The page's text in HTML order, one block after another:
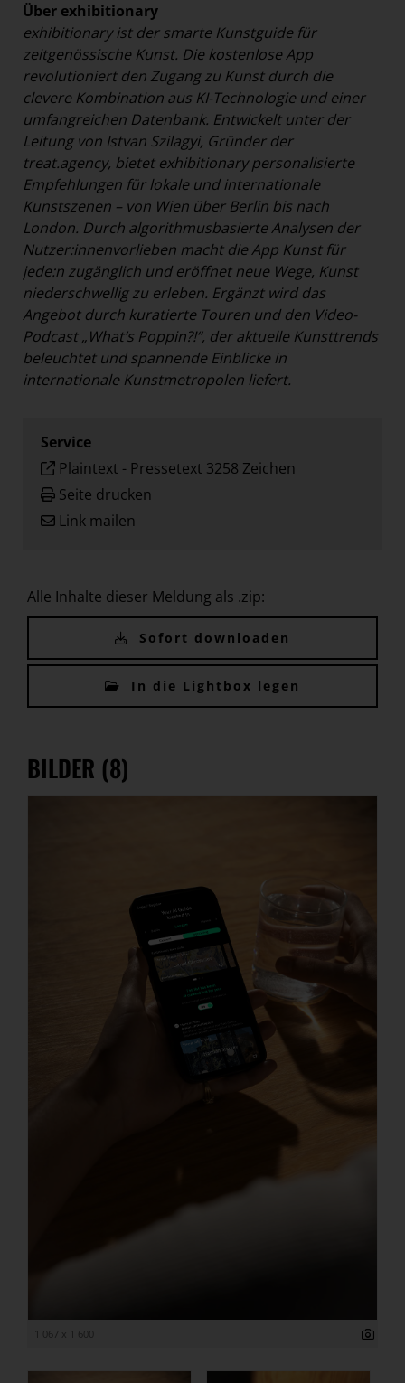
Über exhibitionary
exhibitionary ist der smarte Kunstguide für
zeitgenössische Kunst. Die kostenlose App
revolutioniert den Zugang zu Kunst durch die
clevere Kombination aus KI-Technologie und einer
umfangreichen Datenbank. Entwickelt unter der
Leitung von Istvan Szilagyi, Gründer der
treat.agency, bietet exhibitionary personalisierte
Empfehlungen für lokale und internationale
Kunstszenen – von Wien über Berlin bis nach
London. Durch algorithmusbasierte Analysen der
Nutzer:innenvorlieben macht die App Kunst für
jede:n zugänglich und eröffnet neue Wege, Kunst
niederschwellig zu erleben. Ergänzt wird das
Angebot durch kuratierte Touren und den Video-
Podcast „What’s Poppin?!“, der aktuelle Kunsttrends
beleuchtet und spannende Einblicke in
internationale Kunstmetropolen liefert.
Service
Plaintext - Pressetext 3258 Zeichen
Seite drucken
Link mailen
Alle Inhalte dieser Meldung als .zip:
Sofort downloaden
In die Lightbox legen
BILDER (8)
1 067 x 1 600